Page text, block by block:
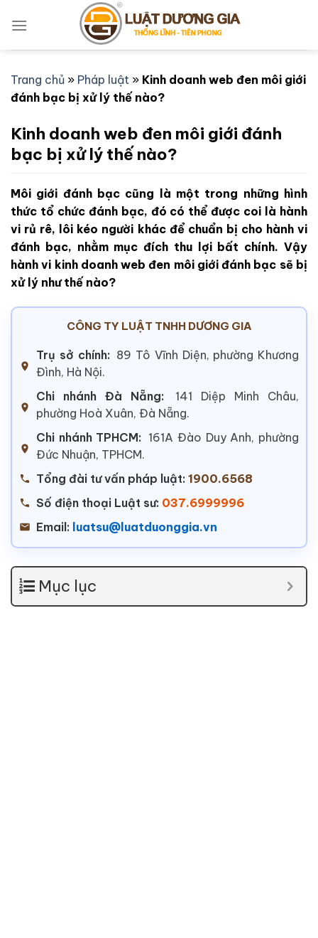
qua
Trang chủ » Pháp luật » Kinh doanh web đen môi giới
đánh bạc bị xử lý thế nào?
Kinh doanh web đen môi giới đánh
bạc bị xử lý thế nào?
Môi giới đánh bạc cũng là một trong những hình
thức tổ chức đánh bạc, đó có thể được coi là hành
vi rủ rê, lôi kéo người khác để chuẩn bị cho hành vi
đánh bạc, nhằm mục đích thu lợi bất chính. Vậy
hành vi kinh doanh web đen môi giới đánh bạc sẽ bị
xử lý như thế nào?
CÔNG TY LUẬT TNHH DƯƠNG GIA
Trụ sở chính: 89 Tô Vĩnh Diện, phường Khương
Đình, Hà Nội.
Chi nhánh Đà Nẵng:
141 Diệp Minh Châu,
phường Hoà Xuân, Đà Nẵng.
Chi nhánh TPHCM: 161A Đào Duy Anh, phường
Đức Nhuận, TPHCM.
Tổng đài tư vấn pháp luật: 1900.6568
Số điện thoại Luật sư: 037.6999996
Email: luatsu@luatduonggia.vn
Mục lục